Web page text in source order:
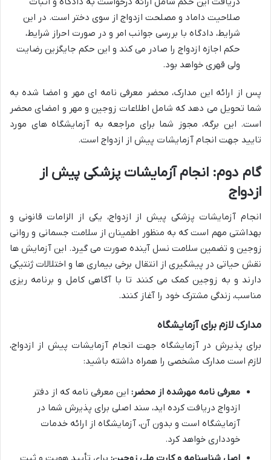
صلاحیت داماد و مصلحت ازدواج از سوی دختر است. در این
شرایط، دادگاه با بررسی جوانب امر و در صورت احراز شرایط،
حکم اجازه ازدواج را صادر می کند و این حکم جایگزین رضایت
ولی قهری خواهد بود.
پس از ارائه این مدارک، محضر معرفی نامه ای مهر و امضا شده به
شما تحویل می دهد که شامل اطلاعات زوجین و مهر و امضای محضر
است. این برگه، مجوز شما برای مراجعه به آزمایشگاه های مورد
تایید جهت انجام آزمایشات پیش از ازدواج است.
گام دوم: انجام آزمایشات پزشکی پیش از
ازدواج
انجام آزمایشات پزشکی پیش از ازدواج، یکی از الزامات قانونی و
بهداشتی مهم است که به منظور اطمینان از سلامت جسمانی و روانی
زوجین و تضمین سلامت نسل آینده صورت می گیرد. این آزمایش ها
نقش حیاتی در پیشگیری از انتقال برخی بیماری ها و اختلالات ژنتیکی
دارند و به زوجین کمک می کنند تا با آگاهی کامل و برنامه ریزی
مناسب، زندگی مشترک خود را آغاز کنند.
مدارک لازم برای آزمایشگاه
برای پذیرش در آزمایشگاه جهت انجام آزمایشات پیش از ازدواج،
لازم است مدارک مشخصی را همراه داشته باشید:
معرفی نامه مهرشده از محضر: این معرفی نامه که از دفتر
ازدواج دریافت کرده اید، سند اصلی برای پذیرش شما در
آزمایشگاه است و بدون آن، آزمایشگاه از ارائه خدمات
خودداری خواهد کرد.